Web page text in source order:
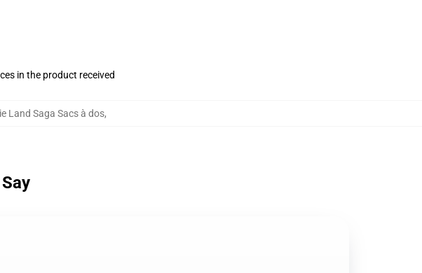
in the product received
Land Saga Sacs à dos,